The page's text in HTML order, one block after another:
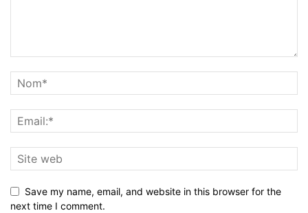
Save my name, email, and website in this browser for the
next time I comment.